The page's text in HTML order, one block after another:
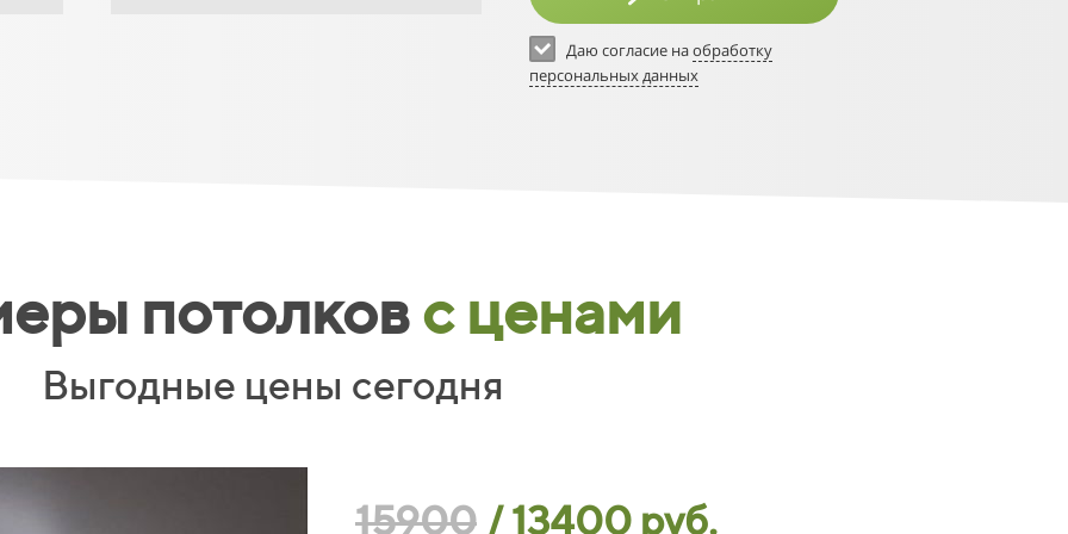
53
54
58
59
Даю согласие наобработку
персональных данных
потолковс ценами
Выгодные цены сегодня
15900 /13400 руб.